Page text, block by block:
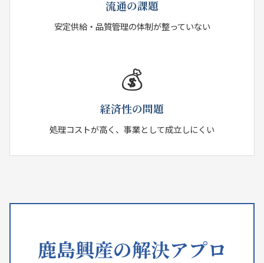
流通の課題
安定供給・品質管理の体制が整っていない
💰
経済性の問題
処理コストが高く、事業として成立しにくい
鹿島興産の解決アプロ